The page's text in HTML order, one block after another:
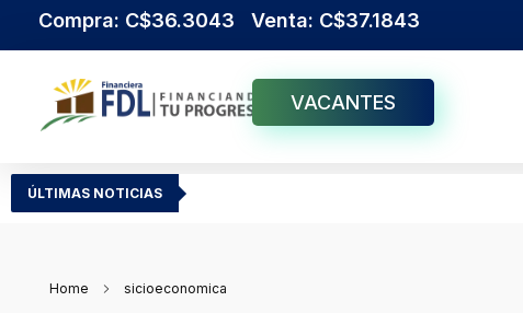
Compra: C$36.3043 Venta: C$37.1843
VACANTES
ÚLTIMAS NOTICIAS
Home sicioeconomica